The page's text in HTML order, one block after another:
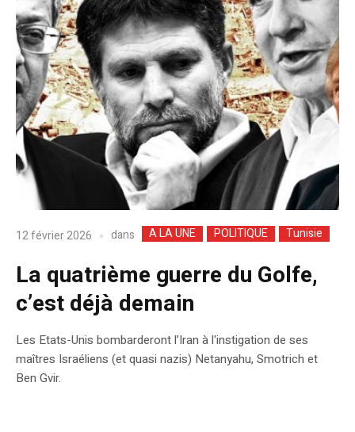
12 février 2026 dans A LA UNE POLITIQUE Tunisie
La quatrième guerre du Golfe,
c’est déjà demain
Les Etats-Unis bombarderont l’Iran à l'instigation de ses
maîtres Israéliens (et quasi nazis) Netanyahu, Smotrich et
Ben Gvir.